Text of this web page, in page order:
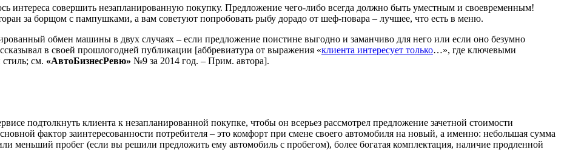
интереса совершить незапланированную покупку. Предложение чего-либо всегда должно быть уместным и своевременным!
за борщом с пампушками, а вам советуют попробовать рыбу дорадо от шеф-повара – лучшее, что есть в меню.
обмен машины в двух случаях – если предложение поистине выгодно и заманчиво для него или если оно безумно
в своей прошлогодней публикации [аббревиатура от выражения «клиента интересует только…», где ключевыми
см. «АвтоБизнесРевю» №9 за 2014 год. – Прим. автора].
подтолкнуть клиента к незапланированной покупке, чтобы он всерьез рассмотрел предложение зачетной стоимости
фактор заинтересованности потребителя – это комфорт при смене своего автомобиля на новый, а именно: небольшая сумма
меньший пробег (если вы решили предложить ему автомобиль с пробегом), более богатая комплектация, наличие продленной